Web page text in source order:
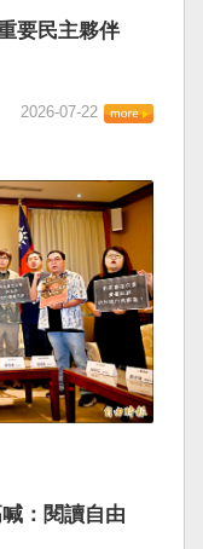
要民主夥伴
2026-07-22
：閱讀自由